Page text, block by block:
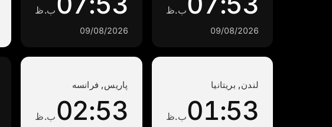
ب.ظ
09/08/2026
ب.ظ
09/08/2026
لندن, بریتانیا
01:53ب.ظ
پاریس, فرانسه
02:53 ب.ظ